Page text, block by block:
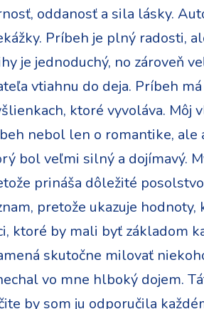
oddanosť a sila lásky.
Príbeh je plný radosti,
je jednoduchý, no zároveň
vtiahnu do deja. Príbeh
ktoré vyvoláva. Môj
nebol len o romantike, ale
bol veľmi silný a dojímavý.
prináša dôležité
pretože ukazuje
ktoré by mali byť základom
skutočne milovať
vo mne hlboký dojem.
by som ju odporučila